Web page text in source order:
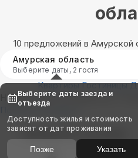
10 предложений в Амурской
Амурская область
Выберите даты, 2 гостя
Квартиры Гостиницы
Найдём, где остановиться : 10
Показать на карте
Выбирайте лучшее
Выберите даты заезда и
отъезда
Доступность жилья и стоимость
зависят от дат проживания
Позже Указать